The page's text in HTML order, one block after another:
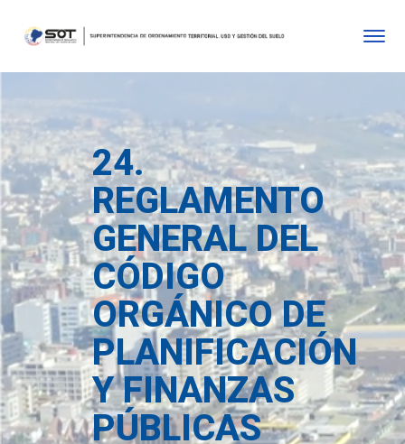
24.
REGLAMENTO
GENERAL DEL
CÓDIGO
ORGÁNICO DE
PLANIFICACIÓN
Y FINANZAS
PÚBLICAS